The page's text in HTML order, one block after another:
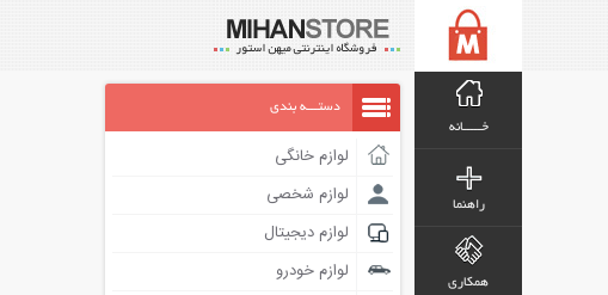
خـــــانه
راهنما
همکاری
دستـــه بندی
لوازم خانگی
لوازم شخصی
لوازم دیجیتال
لوازم خودرو